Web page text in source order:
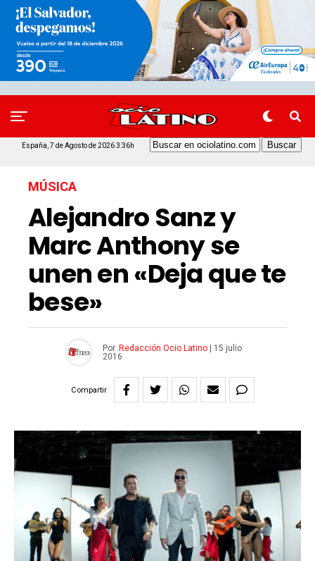
España, 7 de Agosto de 2026 3:36h
MÚSICA
Alejandro Sanz y
Marc Anthony se
unen en «Deja que te
bese»
Por Redacción Ocio Latino|
15 julio
2016
Compartir